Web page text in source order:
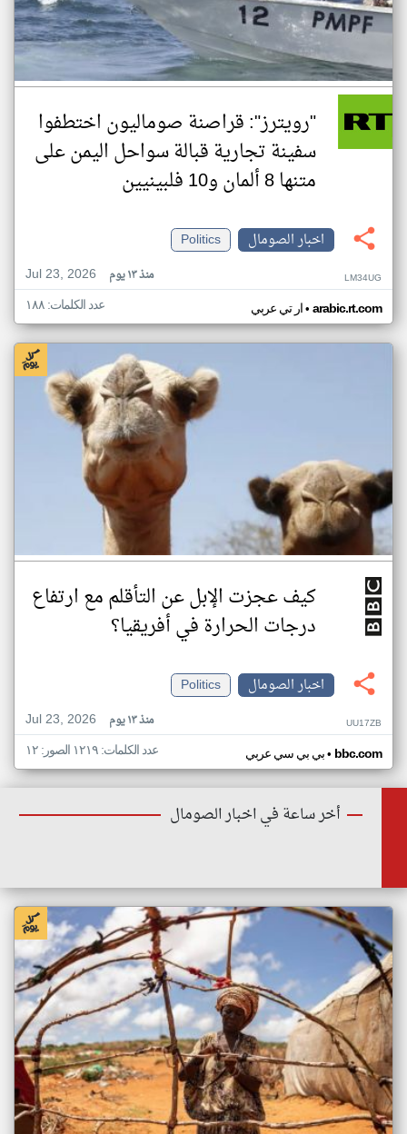
"رويترز": قراصنة صوماليون اختطفوا
سفينة تجارية قبالة سواحل اليمن على
متنها 8 ألمان و10 فلبينيين
اخبار الصومال
Politics
Jul 23, 2026
منذ ١٣ يوم LM34UG
ار تي عربي• arabic.rt.com عدد الكلمات: ١٨٨
كيف عجزت الإبل عن التأقلم مع ارتفاع
درجات الحرارة في أفريقيا؟
اخبار الصومال
Politics
Jul 23, 2026
منذ ١٣ يوم UU17ZB
بي بي سي عربي• bbc.com عدد الكلمات: ١٢١٩ الصور: ١٢
أخر ساعة في اخبار الصومال